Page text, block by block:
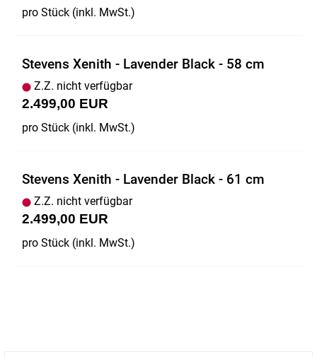
pro Stück (inkl. MwSt.)
Stevens Xenith - Lavender Black - 58 cm
Z.Z. nicht verfügbar
2.499,00 EUR
pro Stück (inkl. MwSt.)
Stevens Xenith - Lavender Black - 61 cm
Z.Z. nicht verfügbar
2.499,00 EUR
pro Stück (inkl. MwSt.)